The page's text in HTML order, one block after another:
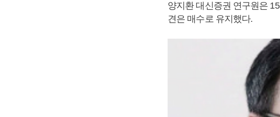
양지환 대신증권 연구원은
견은 매수로 유지했다.